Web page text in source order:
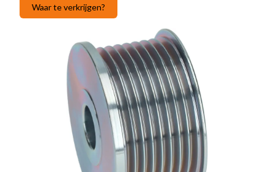
Waar te verkrijgen?